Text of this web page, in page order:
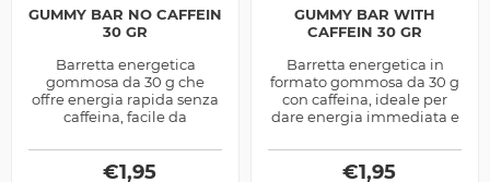
GUMMY BAR NO CAFFEIN
30 GR
Barretta energetica
gommosa da 30 g che
offre energia rapida senza
caffeina, facile da
lo sforzo.
€1,95
GUMMY BAR WITH
CAFFEIN 30 GR
Barretta energetica in
formato gommosa da 30 g
con caffeina, ideale per
dare energia immediata e
durante allenamenti e
gare.
€1,95